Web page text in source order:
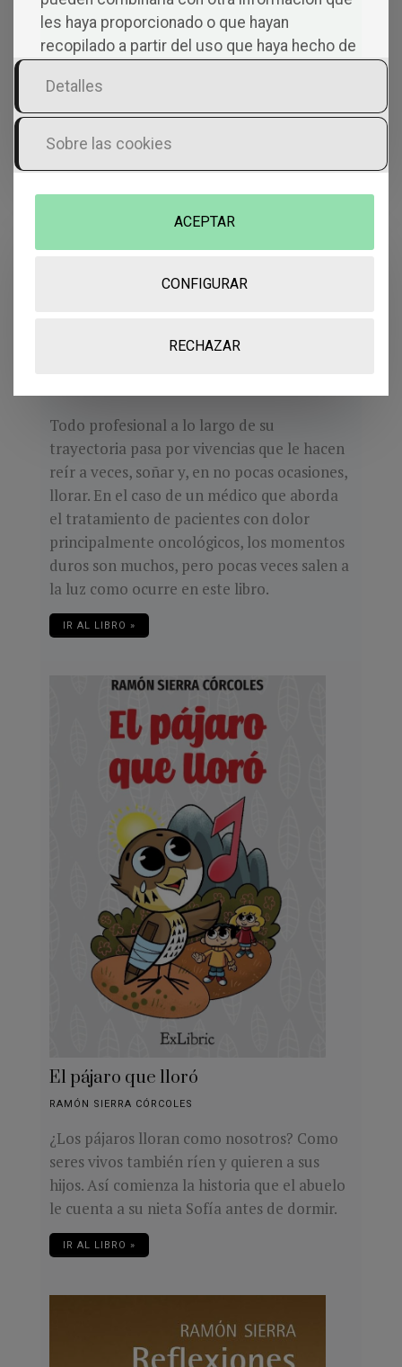
Todo profesional a lo largo de su
trayectoria pasa por vivencias que le hacen
reír a veces, soñar y, en no pocas ocasiones,
llorar. En el caso de un médico que aborda
el tratamiento de pacientes con dolor
principalmente oncológicos, los momentos
duros son muchos, pero pocas veces salen a
la luz como ocurre en este libro.
IR AL LIBRO »
El pájaro que lloró
RAMÓN SIERRA CÓRCOLES
¿Los pájaros lloran como nosotros? Como
seres vivos también ríen y quieren a sus
hijos. Así comienza la historia que el abuelo
le cuenta a su nieta Sofía antes de dormir.
IR AL LIBRO »
les haya proporcionado o que hayan
recopilado a partir del uso que haya hecho de
Detalles
Sobre las cookies
RECHAZAR
CONFIGURAR
ACEPTAR